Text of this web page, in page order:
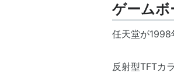
ゲームボ
任天堂が1998
反射型TFTカ